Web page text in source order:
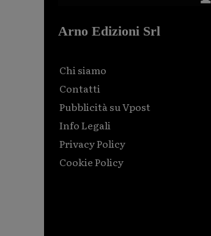
Arno Edizioni Srl
Chi siamo
Contatti
Pubblicità su Vpost
Info Legali
Privacy Policy
Cookie Policy